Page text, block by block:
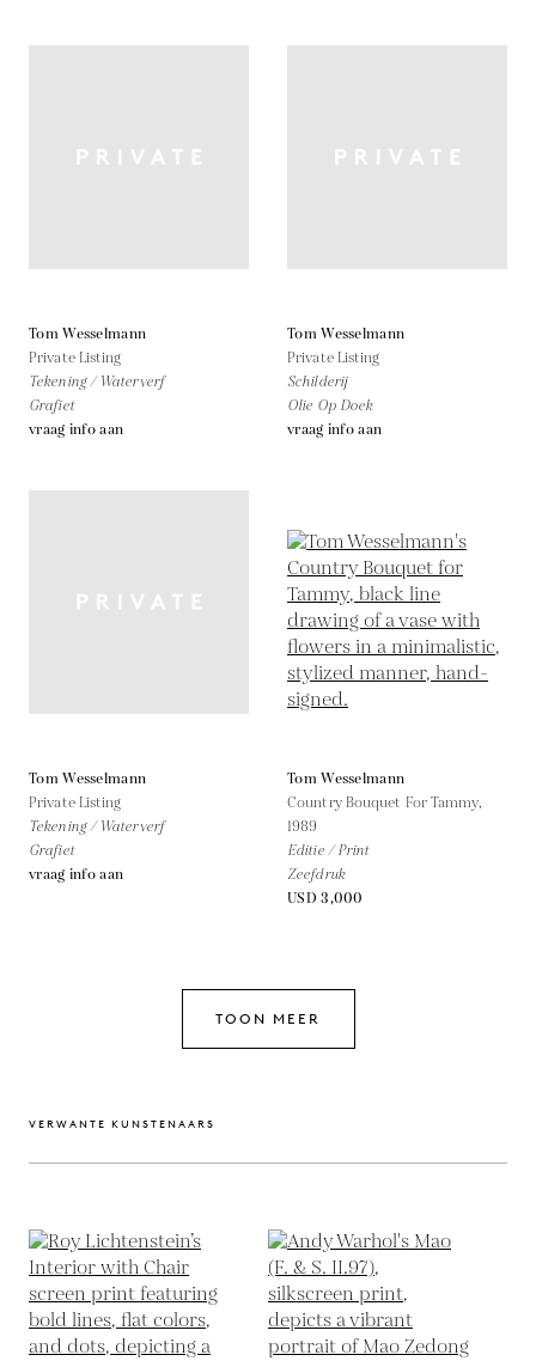
Tom Wesselmann
Private Listing
Tekening / Waterverf
Grafiet
vraag info aan
Tom Wesselmann
Private Listing
Schilderij
Olie Op Doek
vraag info aan
Tom Wesselmann
Private Listing
Tekening / Waterverf
Grafiet
vraag info aan
Tom Wesselmann
Country Bouquet For Tammy,
1989
Editie / Print
Zeefdruk
USD 3,000
TOON MEER
VERWANTE KUNSTENAARS